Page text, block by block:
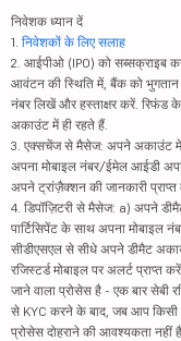
निवेशक ध्यान दें
1. निवेशकों के लिए सलाह
2. आईपीओ (IPO) को सब्सक्राइब
आवंटन की स्थिति में, बैंक को
नंबर लिखें और हस्ताक्षर करें. रिफंड
अकाउंट में ही रहते हैं.
3. एक्सचेंज से मैसेज: अपने अकाउंट
अपना मोबाइल नंबर/ईमेल आईडी
अपने ट्रांज़ैक्शन की जानकारी
4. डिपॉज़िटरी से मैसेज: a) अपने
पार्टिसिपेंट के साथ अपना मोबाइल
सीडीएसएल से सीधे अपने डीमैट
रजिस्टर्ड मोबाइल पर अलर्ट प्राप्त
जाने वाला प्रोसेस है - एक बार सेबी
से KYC करने के बाद, जब आप किसी
प्रोसेस दोहराने की आवश्यकता नहीं